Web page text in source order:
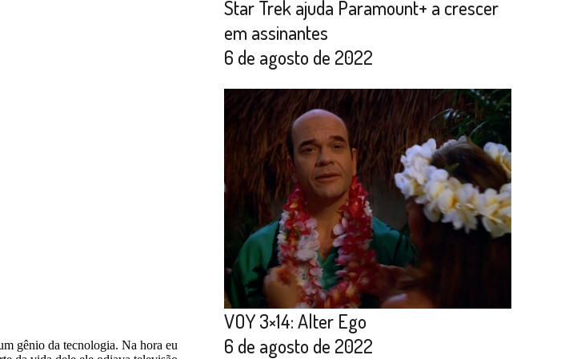
Star Trek ajuda Paramount+ a crescer
em assinantes
6 de agosto de 2022
VOY 3×14: Alter Ego
6 de agosto de 2022